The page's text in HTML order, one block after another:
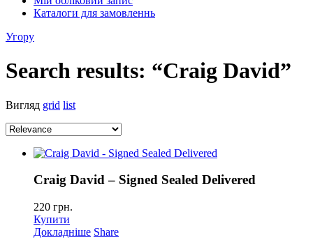
Каталоги для замовленнь
Угору
Search results: “Craig David”
Вигляд grid list
Craig David – Signed Sealed Delivered
220 грн.
Купити
Докладніше Share